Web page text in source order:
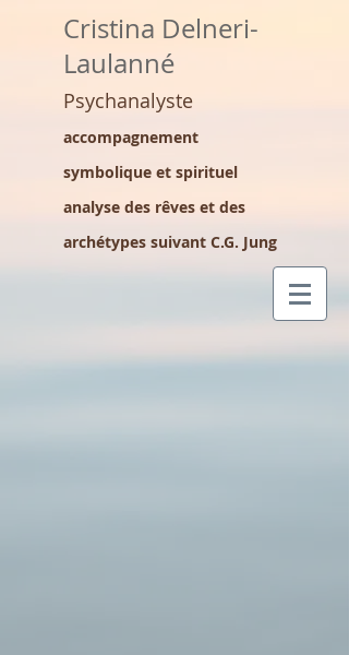
Cristina Delneri-
Laulanné
Psychanalyste
accompagnement
symbolique et spirituel
analyse des rêves et des
archétypes suivant C.G. Jung